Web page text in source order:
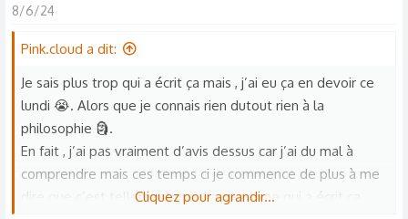
i
n
:
8/6/24
Pink.cloud a dit:
Je sais plus trop qui a écrit ça mais , j’ai eu ça en devoir ce
lundi 😭. Alors que je connais rien dutout rien à la
philosophie 🗿.
En fait , j’ai pas vraiment d’avis dessus car j’ai du mal à
comprendre mais ces temps ci je commence de plus à me
dire que c’est tellement vrai. La personne qui a écrit ça
Cliquez pour agrandir...